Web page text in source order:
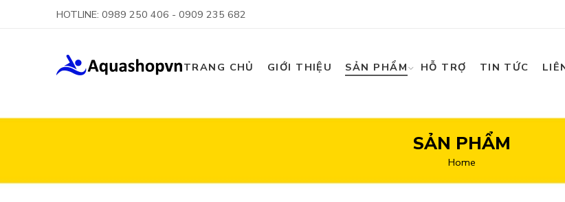
HOTLINE: 0989 250 406 - 0909 235 682
TRANG CHỦ GIỚI THIỆU SẢN PHẨM HỖ TRỢ TIN TỨC
SẢN PHẨM
Home